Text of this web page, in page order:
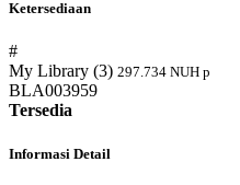
Ketersediaan
#
My Library (3) 297.734 NUH p
BLA003959
Tersedia
Informasi Detail